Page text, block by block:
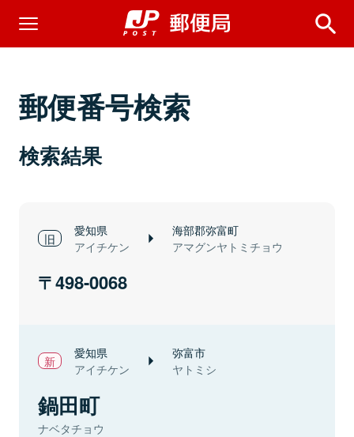
郵便番号検索
検索結果
愛知県
アイチケン
海部郡弥富町
アマグンヤトミチョウ
498-0068
愛知県
アイチケン
弥富市
ヤトミシ
鍋田町
ナベタチョウ